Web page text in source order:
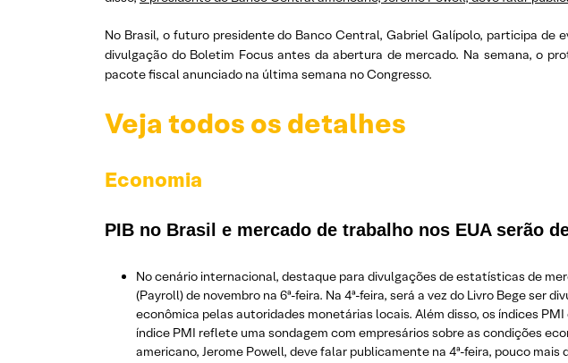
No Brasil, o futuro presidente do Banco Central, Gabriel Galípolo, participa de
divulgação do Boletim Focus antes da abertura de mercado. Na semana, o
pacote fiscal anunciado na última semana no Congresso.
Veja todos os detalhes
Economia
PIB no Brasil e mercado de trabalho nos EUA serão
No cenário internacional, destaque para divulgações de estatísticas de
(Payroll) de novembro na 6ª-feira. Na 4ª-feira, será a vez do Livro Bege
econômica pelas autoridades monetárias locais. Além disso, os índices
índice PMI reflete uma sondagem com empresários sobre as condições
americano, Jerome Powell, deve falar publicamente na 4ª-feira, pouco